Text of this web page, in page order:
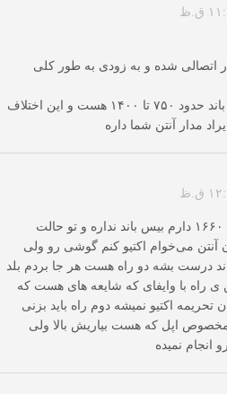
اتصالی شده و به زودی به طور کلی
قیمت تعمیر بیس باند حدود ۷۵۰ تا ۱۴۰۰ هست و این اختلاف
مدار آنتن شما داره
سلام من آیفون ۷ ۱۶۶۰ دارم بیس باند نداره و تو حالت
می‌خوام اکتیو کنم گوشی رو ولی
درست بشه دو راه هست هر جا بردم بلد
راه با وایفای که شایعه های هست که
تحریمه اکتیو نمیشه دوم راه باید بزنی
مخصوص اپل که هست بیاریش بالا ولی
انجام نمیده